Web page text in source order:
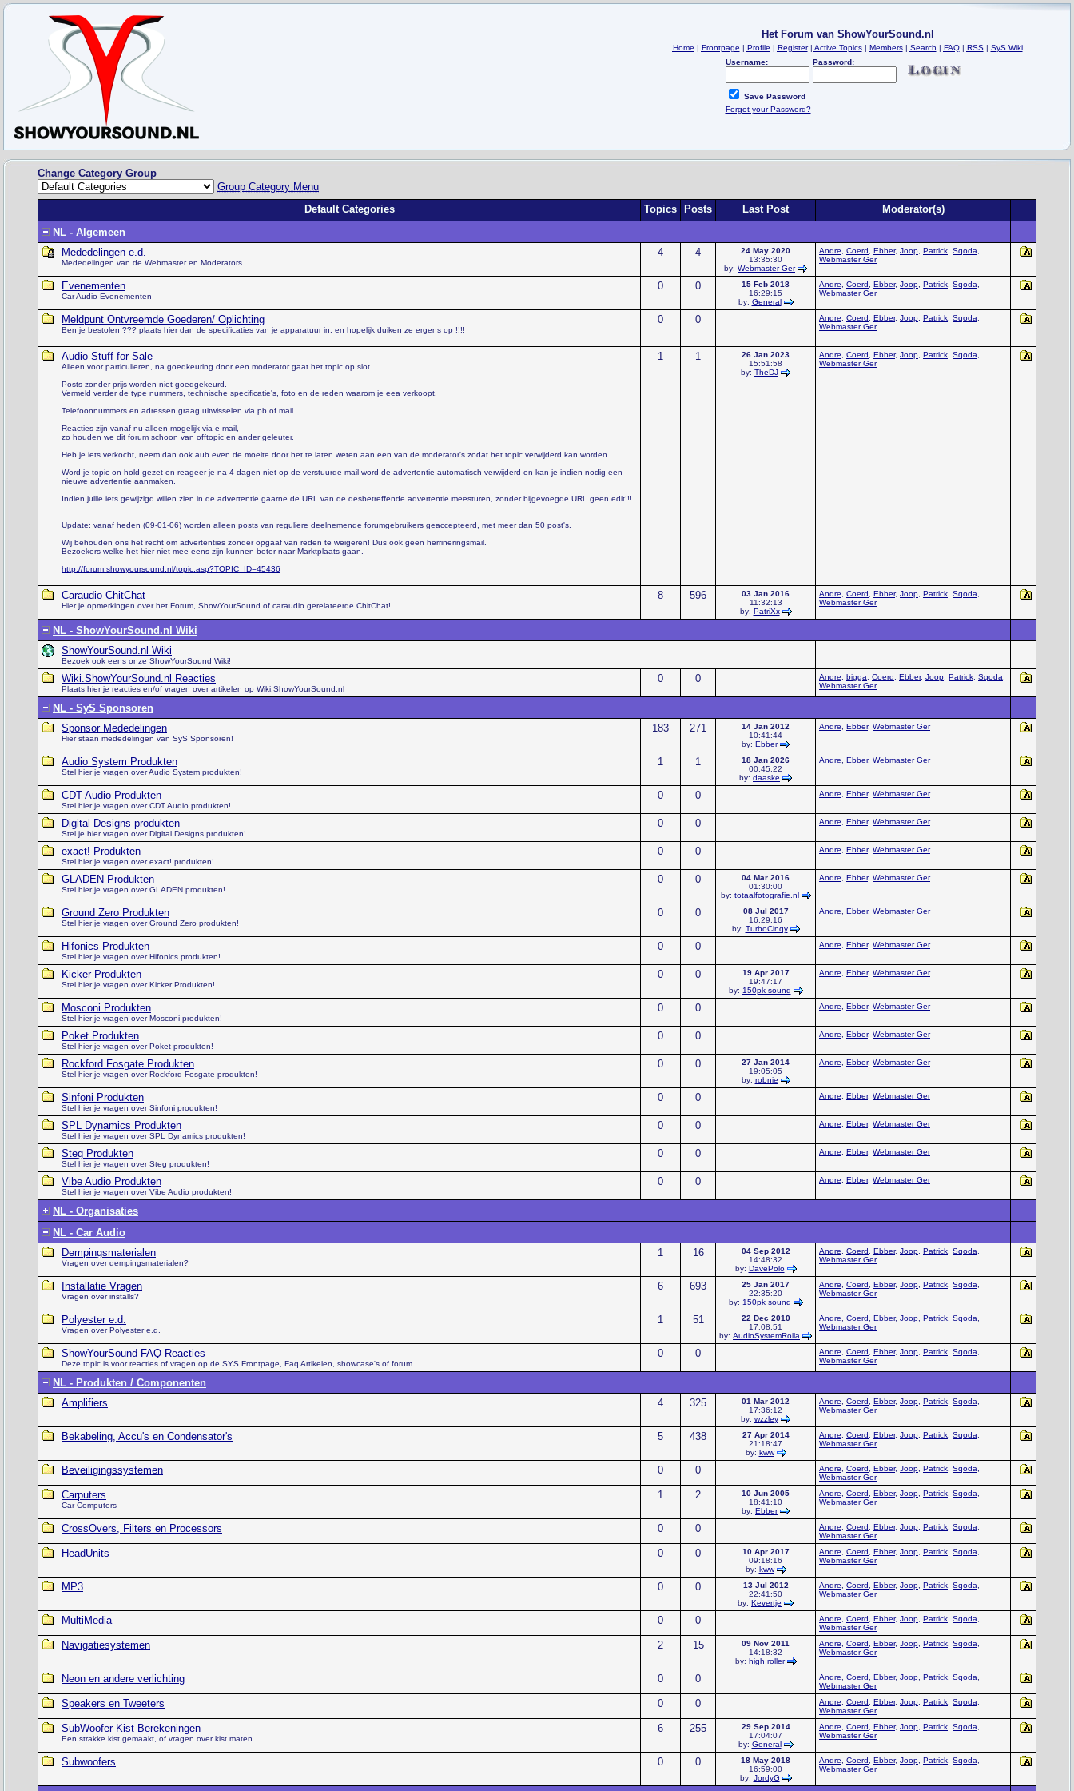
Het Forum van ShowYourSound.nl
Home | Frontpage | Profile | Register| Active Topics| Members| Search | FAQ| RSS| SyS Wiki
Username:
Password:
Save Password
Forgot your Password?
Change Category Group
Group Category Menu
Default Categories
Topics Posts Last Post
Moderator(s)
NL - Algemeen
Mededelingen e.d.
Mededelingen van de Webmaster en Moderators
4 4
24 May 2020
13:35:30
by: Webmaster Ger
Andre Coerd Ebber, Joop Patrick Sqoda
Webmaster Ger
Evenementen
Car Audio Evenementen
0 0
15 Feb 2018
16:29:15
by: General
Andre Coerd Ebber, Joop Patrick Sqoda
Webmaster Ger
Meldpunt Ontvreemde Goederen/ Oplichting
Ben je bestolen ??? plaats hier dan de specificaties van je apparatuur in, en hopelijk duiken ze ergens op !!!!
0 0 Andre Coerd Ebber, Joop Patrick Sqoda
Webmaster Ger
Audio Stuff for Sale
Alleen voor particulieren, na goedkeuring door een moderator gaat het topic op slot.
Posts zonder prijs worden niet goedgekeurd.
Vermeld verder de type nummers, technische specificatie's, foto en de reden waarom je eea verkoopt.
Telefoonnummers en adressen graag uitwisselen via pb of mail.
Reacties zijn vanaf nu alleen mogelijk via e-mail,
zo houden we dit forum schoon van offtopic en ander geleuter.
Heb je iets verkocht, neem dan ook aub even de moeite door het te laten weten aan een van de moderator's zodat het topic verwijderd kan worden.
Word je topic on-hold gezet en reageer je na 4 dagen niet op de verstuurde mail word de advertentie automatisch verwijderd en kan je indien nodig een
nieuwe advertentie aanmaken.
Indien jullie iets gewijzigd willen zien in de advertentie gaarne de URL van de desbetreffende advertentie meesturen, zonder bijgevoegde URL geen edit!!!
Update: vanaf heden (09-01-06) worden alleen posts van reguliere deelnemende forumgebruikers geaccepteerd, met meer dan 50 post's.
Wij behouden ons het recht om advertenties zonder opgaaf van reden te weigeren! Dus ook geen herrineringsmail.
Bezoekers welke het hier niet mee eens zijn kunnen beter naar Marktplaats gaan.
http://forum.showyoursound.nl/topic.asp?TOPIC_ID=45436
1 1
26 Jan 2023
15:51:58
by: TheDJ
Andre Coerd Ebber, Joop Patrick Sqoda
Webmaster Ger
Caraudio ChitChat
Hier je opmerkingen over het Forum, ShowYourSound of caraudio gerelateerde ChitChat!
8 596
03 Jan 2016
11:32:13
by: PatriXx
Andre Coerd Ebber, Joop Patrick Sqoda
Webmaster Ger
NL - ShowYourSound.nl Wiki
ShowYourSound.nl Wiki
Bezoek ook eens onze ShowYourSound Wiki!
Wiki.ShowYourSound.nl Reacties
Plaats hier je reacties en/of vragen over artikelen op Wiki.ShowYourSound.nl
0 0 Andre bigga Coerd Ebber, Joop Patrick Sqoda
Webmaster Ger
NL - SyS Sponsoren
Sponsor Mededelingen
Hier staan mededelingen van SyS Sponsoren!
183 271
14 Jan 2012
10:41:44
by: Ebber
Andre Ebber, Webmaster Ger
Audio System Produkten
Stel hier je vragen over Audio System produkten!
1 1
18 Jan 2026
00:45:22
by: daaske
Andre Ebber, Webmaster Ger
CDT Audio Produkten
Stel hier je vragen over CDT Audio produkten!
0 0 Andre Ebber, Webmaster Ger
Digital Designs produkten
Stel je hier vragen over Digital Designs produkten!
0 0 Andre Ebber, Webmaster Ger
exact! Produkten
Stel hier je vragen over exact! produkten!
0 0 Andre Ebber, Webmaster Ger
GLADEN Produkten
Stel hier je vragen over GLADEN produkten!
0 0
04 Mar 2016
01:30:00
by: totaalfotografie.nl
Andre Ebber, Webmaster Ger
Ground Zero Produkten
Stel hier je vragen over Ground Zero produkten!
0 0
08 Jul 2017
16:29:16
by: TurboCinqy
Andre Ebber, Webmaster Ger
Hifonics Produkten
Stel hier je vragen over Hifonics produkten!
0 0 Andre Ebber, Webmaster Ger
Kicker Produkten
Stel hier je vragen over Kicker Produkten!
0 0
19 Apr 2017
19:47:17
by: 150pk sound
Andre Ebber, Webmaster Ger
Mosconi Produkten
Stel hier je vragen over Mosconi produkten!
0 0 Andre Ebber, Webmaster Ger
Poket Produkten
Stel hier je vragen over Poket produkten!
0 0 Andre Ebber, Webmaster Ger
Rockford Fosgate Produkten
Stel hier je vragen over Rockford Fosgate produkten!
0 0
27 Jan 2014
19:05:05
by: robnie
Andre Ebber, Webmaster Ger
Sinfoni Produkten
Stel hier je vragen over Sinfoni produkten!
0 0 Andre Ebber, Webmaster Ger
SPL Dynamics Produkten
Stel hier je vragen over SPL Dynamics produkten!
0 0 Andre Ebber, Webmaster Ger
Steg Produkten
Stel hier je vragen over Steg produkten!
0 0 Andre Ebber, Webmaster Ger
Vibe Audio Produkten
Stel hier je vragen over Vibe Audio produkten!
0 0 Andre Ebber, Webmaster Ger
NL - Organisaties
NL - Car Audio
Dempingsmaterialen
Vragen over dempingsmaterialen?
1 16
04 Sep 2012
14:48:32
by: DavePolo
Andre Coerd Ebber, Joop Patrick Sqoda
Webmaster Ger
Installatie Vragen
Vragen over installs?
6 693
25 Jan 2017
22:35:20
by: 150pk sound
Andre Coerd Ebber, Joop Patrick Sqoda
Webmaster Ger
Polyester e.d.
Vragen over Polyester e.d.
1 51
22 Dec 2010
17:08:51
by: AudioSystemRolla
Andre Coerd Ebber, Joop Patrick Sqoda
Webmaster Ger
ShowYourSound FAQ Reacties
Deze topic is voor reacties of vragen op de SYS Frontpage, Faq Artikelen, showcase's of forum.
0 0 Andre Coerd Ebber, Joop Patrick Sqoda
Webmaster Ger
NL - Produkten / Componenten
Amplifiers
4 325
01 Mar 2012
17:36:12
by: wzzley
Andre Coerd Ebber, Joop Patrick Sqoda
Webmaster Ger
Bekabeling, Accu's en Condensator's 5 438
27 Apr 2014
21:18:47
by: kww
Andre Coerd Ebber, Joop Patrick Sqoda
Webmaster Ger
Beveiligingssystemen 0 0 Andre Coerd Ebber, Joop Patrick Sqoda
Webmaster Ger
Carputers
Car Computers
1 2
10 Jun 2005
18:41:10
by: Ebber
Andre Coerd Ebber, Joop Patrick Sqoda
Webmaster Ger
CrossOvers, Filters en Processors 0 0 Andre Coerd Ebber, Joop Patrick Sqoda
Webmaster Ger
HeadUnits 0 0
10 Apr 2017
09:18:16
by: kww
Andre Coerd Ebber, Joop Patrick Sqoda
Webmaster Ger
MP3 0 0
13 Jul 2012
22:41:50
by: Kevertje
Andre Coerd Ebber, Joop Patrick Sqoda
Webmaster Ger
MultiMedia 0 0 Andre Coerd Ebber, Joop Patrick Sqoda
Webmaster Ger
Navigatiesystemen 2 15
09 Nov 2011
14:18:32
by: high roller
Andre Coerd Ebber, Joop Patrick Sqoda
Webmaster Ger
Neon en andere verlichting 0 0 Andre Coerd Ebber, Joop Patrick Sqoda
Webmaster Ger
Speakers en Tweeters 0 0 Andre Coerd Ebber, Joop Patrick Sqoda
Webmaster Ger
SubWoofer Kist Berekeningen
Een strakke kist gemaakt, of vragen over kist maten.
6 255
29 Sep 2014
17:04:07
by: General
Andre Coerd Ebber, Joop Patrick Sqoda
Webmaster Ger
Subwoofers 0 0
18 May 2018
16:59:00
by: JordyG
Andre Coerd Ebber, Joop Patrick Sqoda
Webmaster Ger